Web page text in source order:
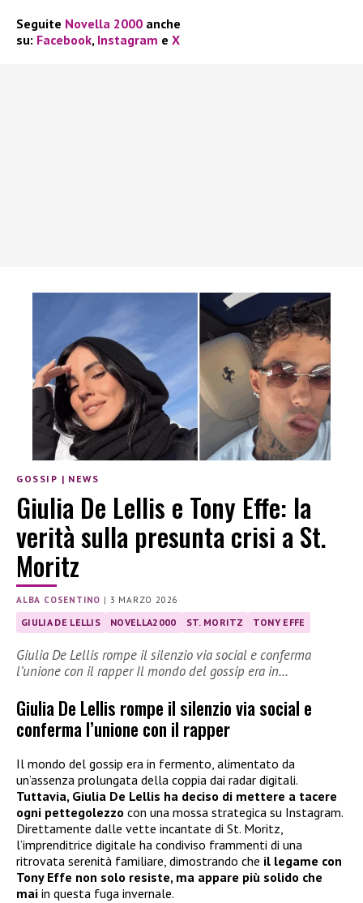
Seguite Novella 2000 anche
su: Facebook, Instagram e X
GOSSIP | NEWS
Giulia De Lellis e Tony Effe: la
verità sulla presunta crisi a St.
Moritz
ALBA COSENTINO | 3 MARZO 2026
GIULIA DE LELLIS NOVELLA2000 ST. MORITZ TONY EFFE
Giulia De Lellis rompe il silenzio via social e conferma
l’unione con il rapper Il mondo del gossip era in…
Giulia De Lellis rompe il silenzio via social e
conferma l’unione con il rapper
Il mondo del gossip era in fermento, alimentato da
un’assenza prolungata della coppia dai radar digitali.
Tuttavia, Giulia De Lellis ha deciso di mettere a tacere
ogni pettegolezzo con una mossa strategica su Instagram.
Direttamente dalle vette incantate di St. Moritz,
l’imprenditrice digitale ha condiviso frammenti di una
ritrovata serenità familiare, dimostrando che il legame con
Tony Effe non solo resiste, ma appare più solido che
mai in questa fuga invernale.